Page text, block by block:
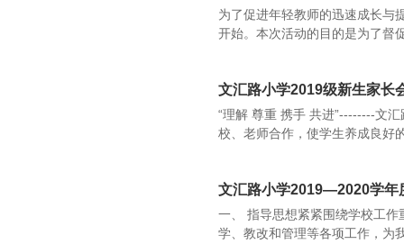
为了促进年轻教师的迅速成长与
开始。本次活动的目的是为了督
文汇路小学2019级新生家长
“理解 尊重 携手 共进”--------文
校、老师合作，使学生养成良好
文汇路小学2019—2020学年
一、 指导思想紧紧围绕学校工
学、教改和管理等各项工作，为